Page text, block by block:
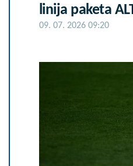
linija paketa
09. 07. 2026 09:20